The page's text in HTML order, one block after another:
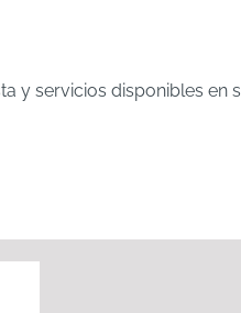
y servicios disponibles en